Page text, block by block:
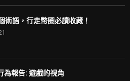
術語，行走幣圈必讀收藏！
為報告: 遊戲的視角